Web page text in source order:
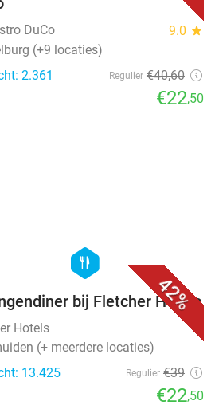
DuCo 9.0 star
(+9 locaties)
2.361
Regulier €40,60
€22,50
42%
hexagon
food
bij Fletcher Hotels
Hotels
(+ meerdere locaties)
13.425
Regulier €39
€22,50